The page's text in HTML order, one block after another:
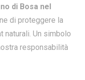
di Bosa nel
di proteggere la
naturali. Un simbolo
responsabilità